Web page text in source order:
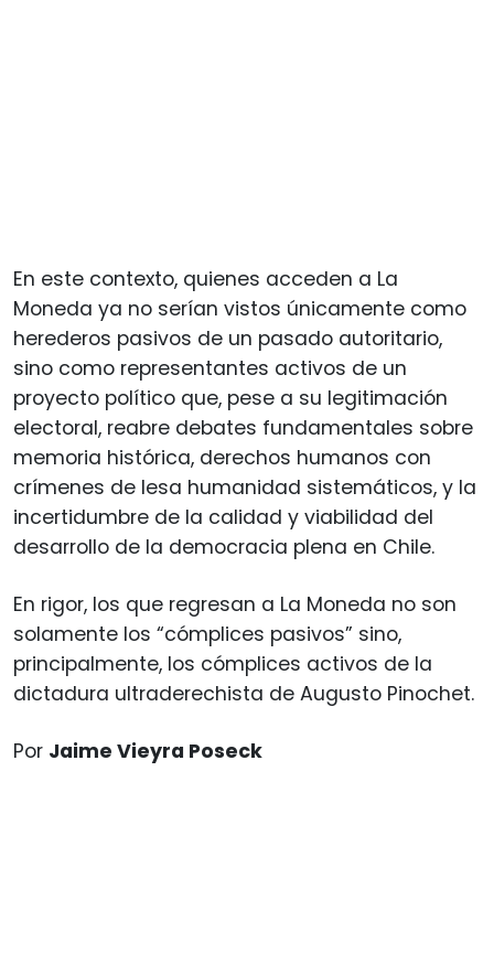
En este contexto, quienes acceden a La
Moneda ya no serían vistos únicamente como
herederos pasivos de un pasado autoritario,
sino como representantes activos de un
proyecto político que, pese a su legitimación
electoral, reabre debates fundamentales sobre
memoria histórica, derechos humanos con
crímenes de lesa humanidad sistemáticos, y la
incertidumbre de la calidad y viabilidad del
desarrollo de la democracia plena en Chile.
En rigor, los que regresan a La Moneda no son
solamente los “cómplices pasivos” sino,
principalmente, los cómplices activos de la
dictadura ultraderechista de Augusto Pinochet.
Por Jaime Vieyra Poseck